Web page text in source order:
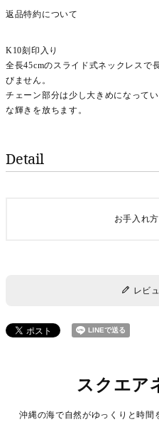
返品特約について
K10刻印入り
全長45cmのスライド式ネックレスで
びません。
チェーン部分は少し大きめになって
な輝きを放ちます。
Detail
また、天然の夜光貝の為小さな凸凹
お手入れ
レビ
スクエア
沖縄の海で自然がゆっくりと時間